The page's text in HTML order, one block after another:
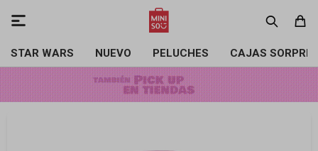
STAR WARS NUEVO PELUCHES CAJAS
